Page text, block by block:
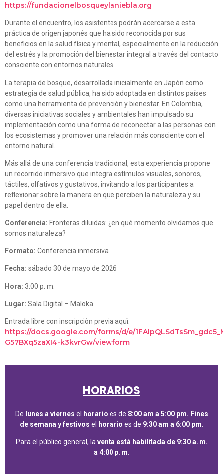
https://fundacionelbosqueylaniebla.org
Durante el encuentro, los asistentes podrán acercarse a esta
práctica de origen japonés que ha sido reconocida por sus
beneficios en la salud física y mental, especialmente en la reducción
del estrés y la promoción del bienestar integral a través del contacto
consciente con entornos naturales.
La terapia de bosque, desarrollada inicialmente en Japón como
estrategia de salud pública, ha sido adoptada en distintos países
como una herramienta de prevención y bienestar. En Colombia,
diversas iniciativas sociales y ambientales han impulsado su
implementación como una forma de reconectar a las personas con
los ecosistemas y promover una relación más consciente con el
entorno natural.
Más allá de una conferencia tradicional, esta experiencia propone
un recorrido inmersivo que integra estímulos visuales, sonoros,
táctiles, olfativos y gustativos, invitando a los participantes a
reflexionar sobre la manera en que perciben la naturaleza y su
papel dentro de ella.
Conferencia: Fronteras diluidas: ¿en qué momento olvidamos que
somos naturaleza?
Formato: Conferencia inmersiva
Fecha: sábado 30 de mayo de 2026
Hora: 3:00 p. m.
Lugar: Sala Digital – Maloka
Entrada libre con inscripciòn previa aquì:
https://docs.google.com/forms/d/e/
G57BXq5zaXI4-k3kvrGw/viewform
HORARIOS
De lunes a viernes el horario es de 8:00 am a 5:00 pm. Fines
de semana y festivos el horario es de 9:30 am a 6:00 pm.
Para el público general, la venta está habilitada de 9:30 a. m.
a 4:00 p. m.